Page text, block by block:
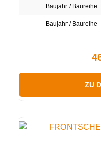
Baujahr / Baureihe
Baujahr / Baureihe
ZU